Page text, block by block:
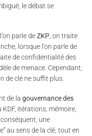
le débat se
parle deZKP, on traite
lorsque l’on parle de
de confidentialité des
de menace. Cependant,
de clé ne suffit plus.
de la gouvernance des
KDF, itérations, mémoire,
une
au sens de la clé, tout en